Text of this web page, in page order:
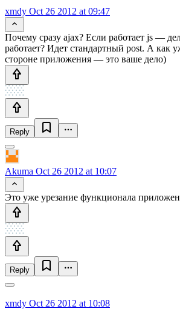
xmdy Oct 26 2012 at 09:47
Почему сразу ajax? Если работает js —
работает? Идет стандартный post. А как
стороне приложения — это ваше дело)
Reply
Akuma Oct 26 2012 at 10:07
Это уже урезание функционала
Reply
xmdy Oct 26 2012 at 10:08